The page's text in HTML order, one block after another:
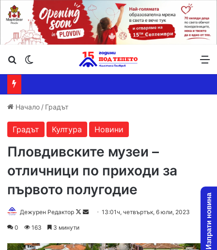
Търсене ...
Начало / Градът
Градът Култура Новини
Пловдивските музеи –
отличници по приходи за
първото полугодие
Дежурен Редактор
Follow
Send13:01ч, четвъртък, 6 юли, 2023
0 163 3 минути Изпрати новина